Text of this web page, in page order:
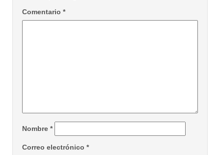
Comentario *
Nombre *
Correo electrónico *